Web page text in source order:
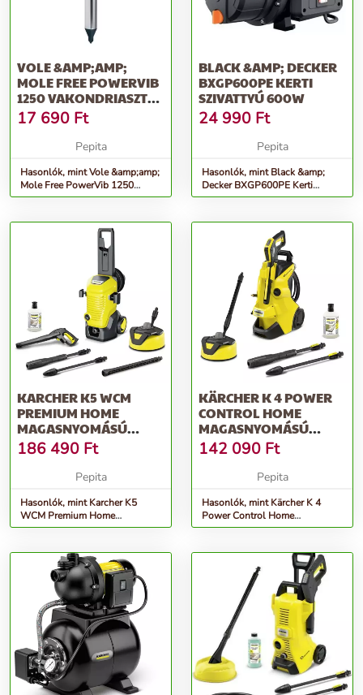
VOLE &AMP;AMP;
MOLE FREE POWERVIB
1250 VAKONDRIASZTÓ
KARÓ
17 690 Ft
Pepita
Hasonlók, mint Vole &amp;amp;
Mole Free PowerVib 1250
vakondriasztó karó
BLACK &AMP; DECKER
BXGP600PE KERTI
SZIVATTYÚ 600W
24 990 Ft
Pepita
Hasonlók, mint Black &amp;
Decker BXGP600PE Kerti
szivattyú 600W
KARCHER K5 WCM
PREMIUM HOME
MAGASNYOMÁSÚ
MOSÓ, SÁRGA-FEKETE
186 490 Ft
Pepita
Hasonlók, mint Karcher K5
WCM Premium Home
Magasnyomású Mosó, Sárga-
KÄRCHER K 4 POWER
CONTROL HOME
MAGASNYOMÁSÚ
MOSÓ
142 090 Ft
Pepita
Hasonlók, mint Kärcher K 4
Power Control Home
magasnyomású mosó